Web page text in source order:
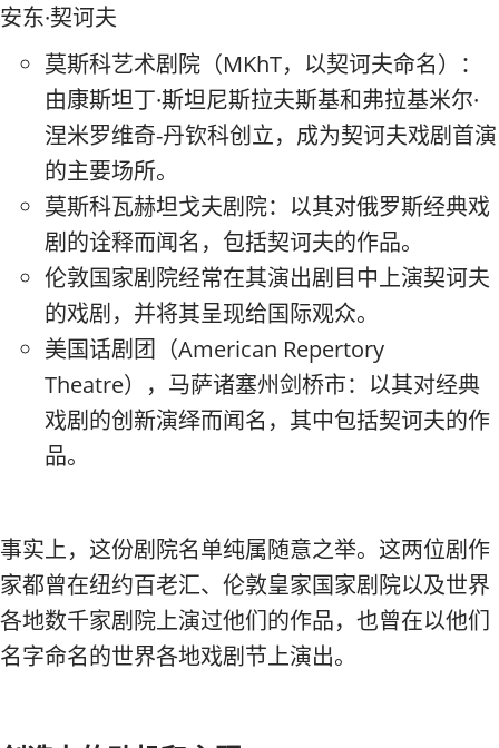
安东·契诃夫
莫斯科艺术剧院（MKhT，以契诃夫命名）：
由康斯坦丁·斯坦尼斯拉夫斯基和弗拉基米尔·
涅米罗维奇-丹钦科创立，成为契诃夫戏剧首演
的主要场所。
莫斯科瓦赫坦戈夫剧院：以其对俄罗斯经典戏
剧的诠释而闻名，包括契诃夫的作品。
伦敦国家剧院经常在其演出剧目中上演契诃夫
的戏剧，并将其呈现给国际观众。
美国话剧团（American Repertory
Theatre），马萨诸塞州剑桥市：以其对经典
戏剧的创新演绎而闻名，其中包括契诃夫的作
品。
事实上，这份剧院名单纯属随意之举。这两位剧作
家都曾在纽约百老汇、伦敦皇家国家剧院以及世界
各地数千家剧院上演过他们的作品，也曾在以他们
名字命名的世界各地戏剧节上演出。